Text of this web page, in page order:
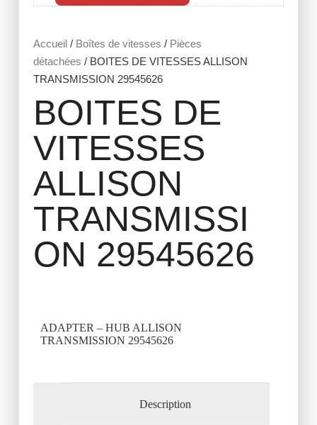
Accueil/ Boîtes de vitesses / Pièces
détachées / BOITES DE VITESSES ALLISON
TRANSMISSION 29545626
BOITES DE
VITESSES
ALLISON
TRANSMISSI
ON 29545626
ADAPTER – HUB ALLISON
TRANSMISSION 29545626
Description